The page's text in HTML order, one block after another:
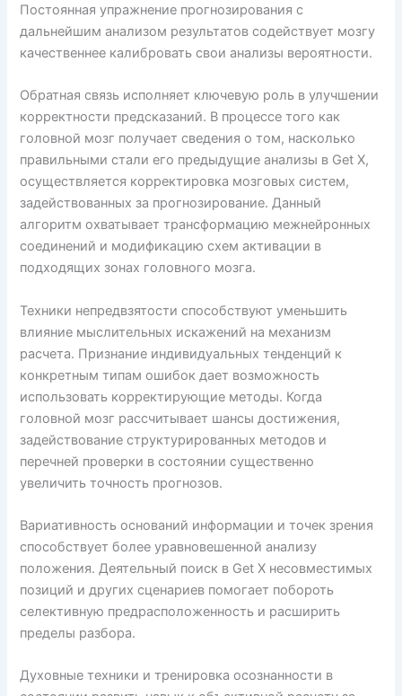
Постоянная упражнение прогнозирования с
дальнейшим анализом результатов содействует мозгу
качественнее калибровать свои анализы вероятности.
Обратная связь исполняет ключевую роль в улучшении
корректности предсказаний. В процессе того как
головной мозг получает сведения о том, насколько
правильными стали его предыдущие анализы в Get X,
осуществляется корректировка мозговых систем,
задействованных за прогнозирование. Данный
алгоритм охватывает трансформацию межнейронных
соединений и модификацию схем активации в
подходящих зонах головного мозга.
Техники непредвзятости способствуют уменьшить
влияние мыслительных искажений на механизм
расчета. Признание индивидуальных тенденций к
конкретным типам ошибок дает возможность
использовать корректирующие методы. Когда
головной мозг рассчитывает шансы достижения,
задействование структурированных методов и
перечней проверки в состоянии существенно
увеличить точность прогнозов.
Вариативность оснований информации и точек зрения
способствует более уравновешенной анализу
положения. Деятельный поиск в Get X несовместимых
позиций и других сценариев помогает побороть
селективную предрасположенность и расширить
пределы разбора.
Духовные техники и тренировка осознанности в